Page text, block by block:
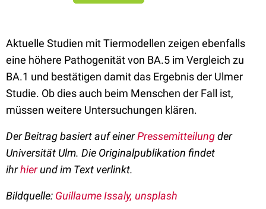
Aktuelle Studien mit Tiermodellen zeigen ebenfalls
eine höhere Pathogenität von BA.5 im Vergleich zu
BA.1 und bestätigen damit das Ergebnis der Ulmer
Studie. Ob dies auch beim Menschen der Fall ist,
müssen weitere Untersuchungen klären.
Der Beitrag basiert auf einerPressemitteilungder
Universität Ulm. Die Originalpublikation findet
ihrhier und im Text verlinkt.
Bildquelle: Guillaume Issaly, unsplash